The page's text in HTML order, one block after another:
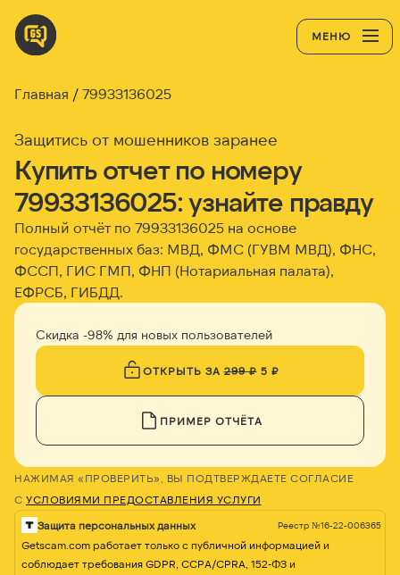
МЕНЮ
Главная 79933136025
Защитись от мошенников заранее
Купить отчет по номеру
79933136025: узнайте правду
Полный отчёт по 79933136025 на основе
государственных баз: МВД, ФМС (ГУВМ МВД), ФНС,
ФССП, ГИС ГМП, ФНП (Нотариальная палата),
ЕФРСБ, ГИБДД.
Скидка -98% для новых пользователей
ОТКРЫТЬ ЗА299 ₽5 ₽
ПРИМЕР ОТЧЁТА
НАЖИМАЯ «ПРОВЕРИТЬ», ВЫ ПОДТВЕРЖДАЕТЕ СОГЛАСИЕ
С УСЛОВИЯМИ ПРЕДОСТАВЛЕНИЯ УСЛУГИ
Защита персональных данных Реестр №16-22-006365
Getscam.com работает только с публичной информацией и
соблюдает требования GDPR, CCPA/CPRA, 152-ФЗ и